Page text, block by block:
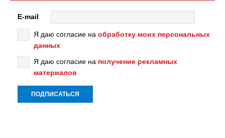
E-mail
Я даю согласие на обработку моих персональных
данных
Я даю согласие на получение рекламных
материалов